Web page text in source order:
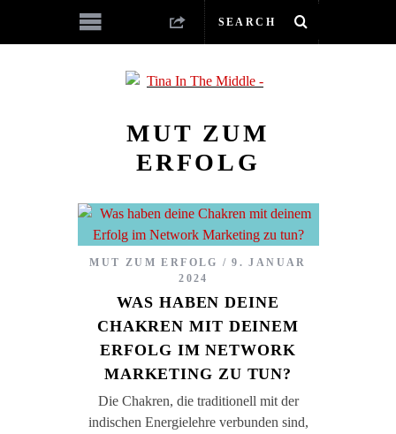
MUT ZUM
ERFOLG
MUT ZUM ERFOLG
9. JANUAR
2024
WAS HABEN DEINE
CHAKREN MIT DEINEM
ERFOLG IM NETWORK
MARKETING ZU TUN?
Die Chakren, die traditionell mit der
indischen Energielehre verbunden sind,